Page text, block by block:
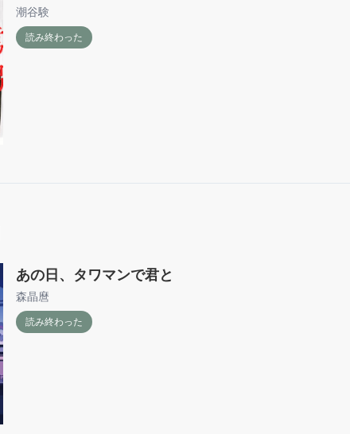
潮谷験
読み終わった
あの日、タワマンで君と
森晶麿
読み終わった